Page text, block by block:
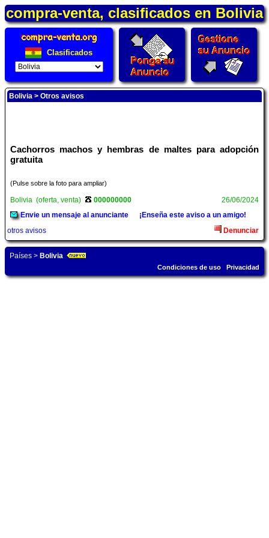
compra-venta, clasificados en Bolivia
Clasificados
Bolivia > Otros avisos
Cachorros machos y hembras de maltes para adopción
gratuita
(Pulse sobre la foto para ampliar)
Bolivia (oferta, venta) 000000000
26/06/2024
Envie un mensaje al anunciante
¡Enseña este aviso a un amigo!
otros avisos
Denunciar
Países > Bolivia
Condiciones de uso Privacidad